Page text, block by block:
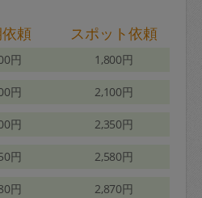
頼 スポット依頼
円 1,800円
円 2,100円
円 2,350円
円 2,580円
円 2,870円